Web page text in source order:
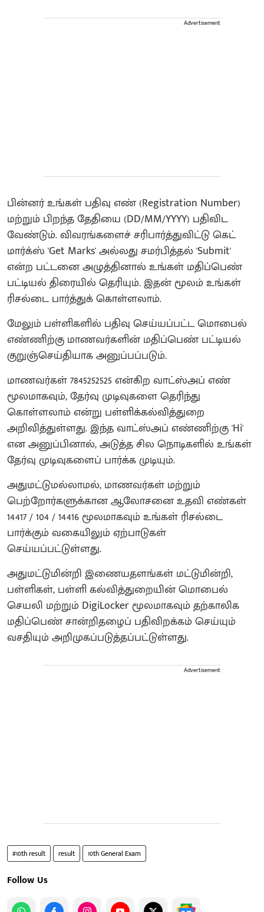
Advertisement
பின்னர் உங்கள் பதிவு எண் (Registration Number)
மற்றும் பிறந்த தேதியை (DD/MM/YYYY) பதிவிட
வேண்டும். விவரங்களைச் சரிபார்த்துவிட்டு கெட்
மார்க்ஸ் 'Get Marks' அல்லது சமர்பித்தல் 'Submit'
என்ற பட்டனை அழுத்தினால் உங்கள் மதிப்பெண்
பட்டியல் திரையில் தெரியும். இதன் மூலம் உங்கள்
ரிசல்டை பார்த்துக் கொள்ளலாம்.
மேலும் பள்ளிகளில் பதிவு செய்யப்பட்ட மொபைல்
எண்ணிற்கு மாணவர்களின் மதிப்பெண் பட்டியல்
குறுஞ்செய்தியாக அனுப்பப்படும்.
மாணவர்கள் 7845252525 என்கிற வாட்ஸ்அப் எண்
மூலமாகவும், தேர்வு முடிவுகளை தெரிந்து
கொள்ளலாம் என்று பள்ளிக்கல்வித்துறை
அறிவித்துள்ளது. இந்த வாட்ஸ்அப் எண்ணிற்கு 'Hi'
என அனுப்பினால், அடுத்த சில நொடிகளில் உங்கள்
தேர்வு முடிவுகளைப் பார்க்க முடியும்.
அதுமட்டுமல்லாமல், மாணவர்கள் மற்றும்
பெற்றோர்களுக்கான ஆலோசனை உதவி எண்கள்
14417 / 104 / 14416 மூலமாகவும் உங்கள் ரிசல்டை
பார்க்கும் வகையிலும் ஏற்பாடுகள்
செய்யப்பட்டுள்ளது.
அதுமட்டுமின்றி இணையதளங்கள் மட்டுமின்றி,
பள்ளிகள், பள்ளி கல்வித்துறையின் மொபைல்
செயலி மற்றும் DigiLocker மூலமாகவும் தற்காலிக
மதிப்பெண் சான்றிதழைப் பதிவிறக்கம் செய்யும்
வசதியும் அறிமுகப்படுத்தப்பட்டுள்ளது.
Advertisement
#10th result result 10th General Exam
Follow Us